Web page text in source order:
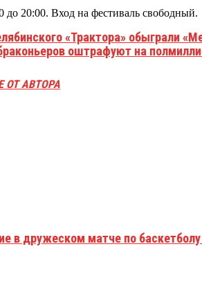
до 20:00. Вход на фестиваль свободный.
«Трактора» обыграли
оштрафуют на
ОТ АВТОРА
в дружеском матче по